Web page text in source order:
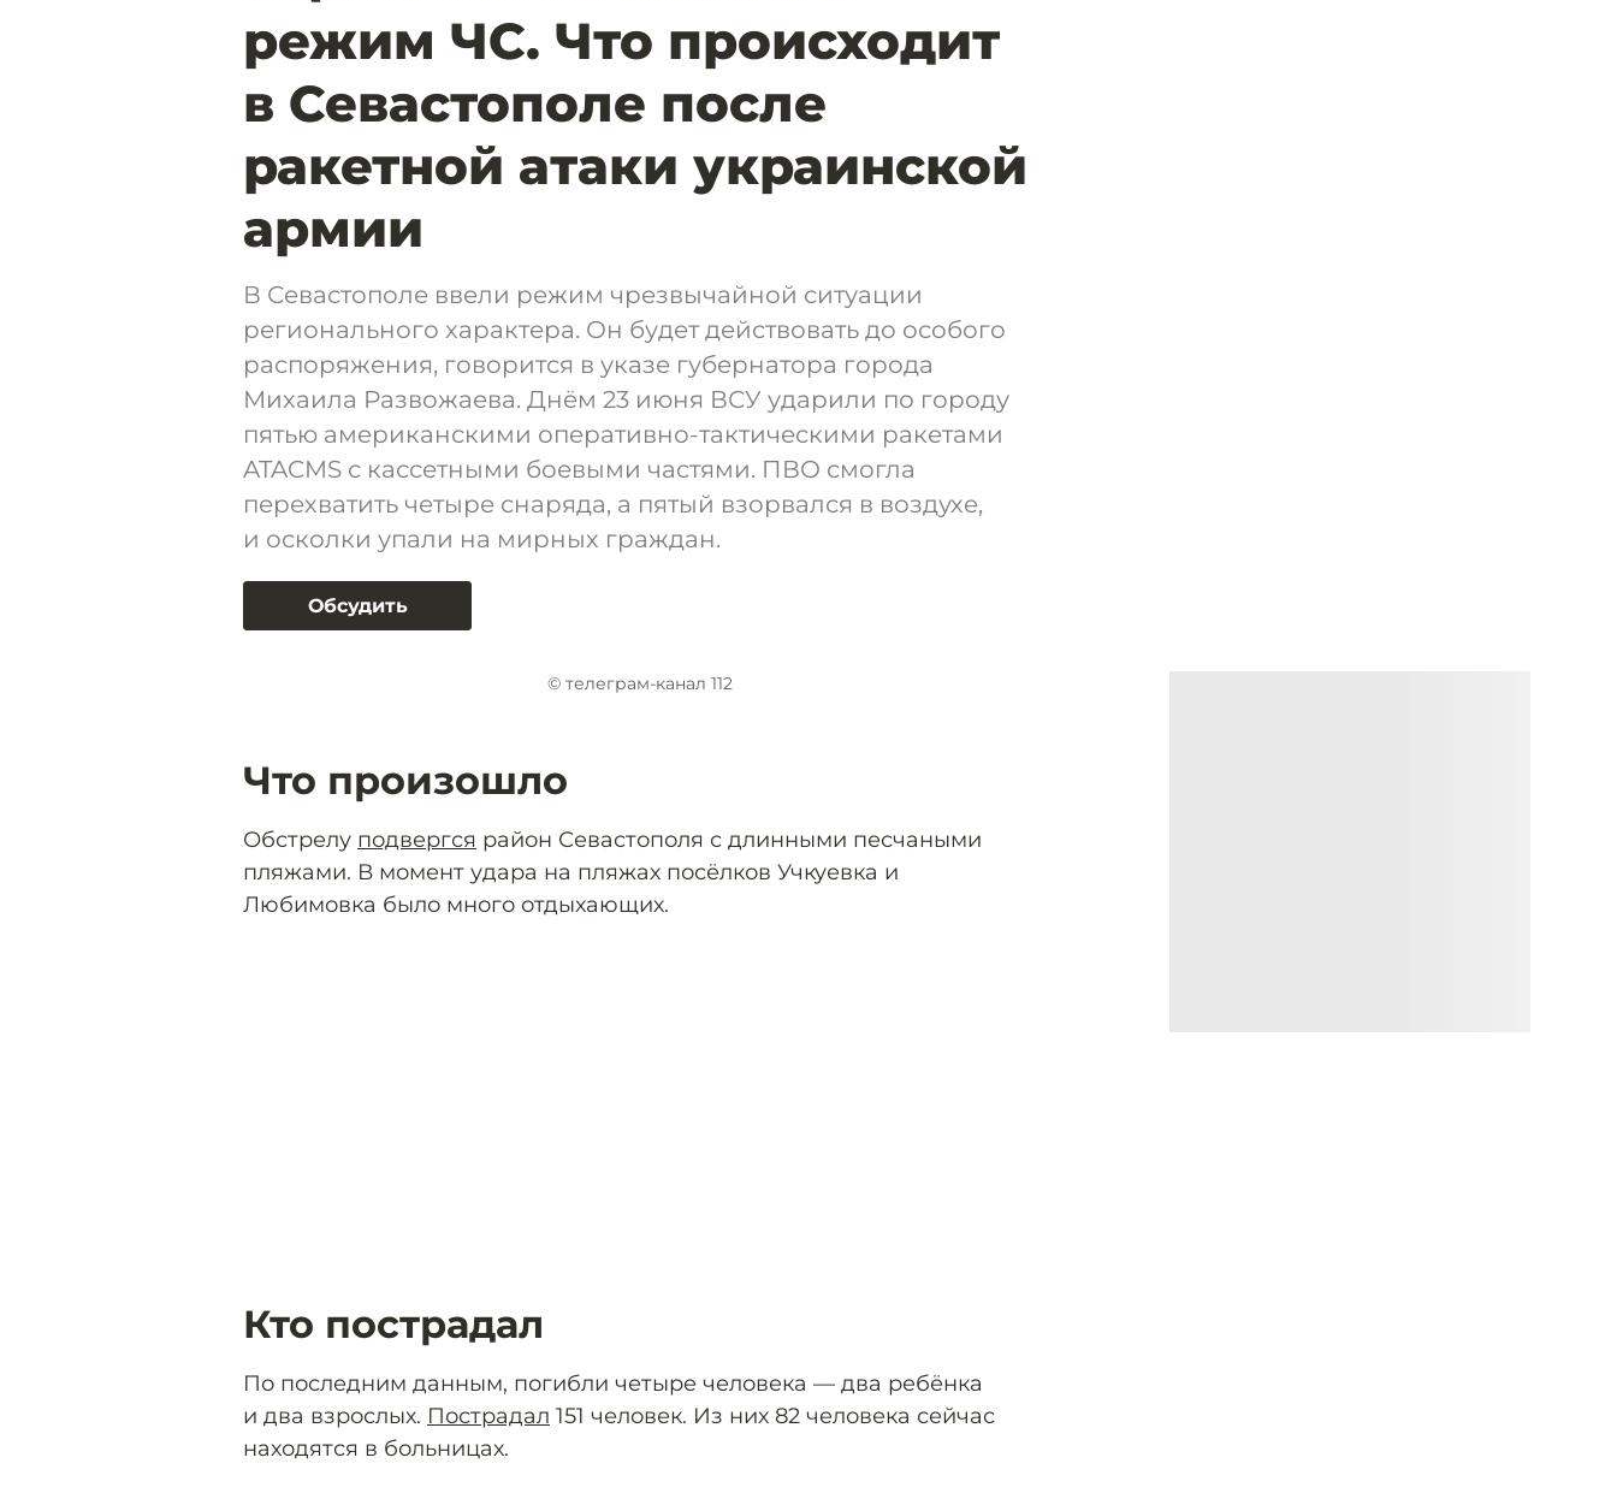
режим ЧС. Что происходит
в Севастополе после
ракетной атаки украинской
армии
В Севастополе ввели режим чрезвычайной ситуации
регионального характера. Он будет действовать до особого
распоряжения, говорится в указе губернатора города
Михаила Развожаева. Днём 23 июня ВСУ ударили по городу
пятью американскими оперативно-тактическими ракетами
ATACMS с кассетными боевыми частями. ПВО смогла
перехватить четыре снаряда, а пятый взорвался в воздухе,
и осколки упали на мирных граждан.
Обсудить
© телеграм-канал 112
Что произошло
Обстрелу подвергся район Севастополя с длинными песчаными
пляжами. В момент удара на пляжах посёлков Учкуевка и
Любимовка было много отдыхающих.
Кто пострадал
По последним данным, погибли четыре человека — два ребёнка
и два взрослых. Пострадал 151 человек. Из них 82 человека сейчас
находятся в больницах.